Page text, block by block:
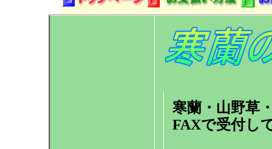
寒蘭・山野草
FAXで受付し